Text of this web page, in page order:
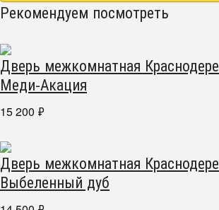
Рекомендуем посмотреть
Дверь межкомнатная
Меди-Акация
15 200 ₽
Дверь межкомнатная
Выбеленный дуб